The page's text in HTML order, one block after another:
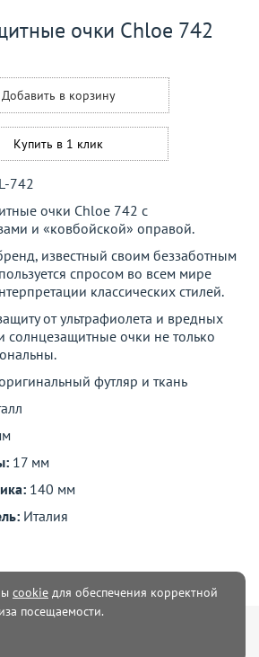
очки Chloe 742
Добавить в корзину
Купить в 1 клик
742
очки Chloe 742 с
и «ковбойской» оправой.
известный своим беззаботным
спросом во всем мире
классических стилей.
от ультрафиолета и вредных
солнцезащитные очки не только
футляр и ткань
17 мм
140 мм
Италия
cookie для обеспечения корректной
посещаемости.